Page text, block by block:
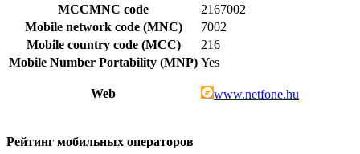
MCCMNC code
2167002
Mobile network code (MNC)
7002
Mobile country code (MCC)
216
Mobile Number Portability (MNP) Yes
Web www.netfone.hu
Рейтинг мобильных операторов